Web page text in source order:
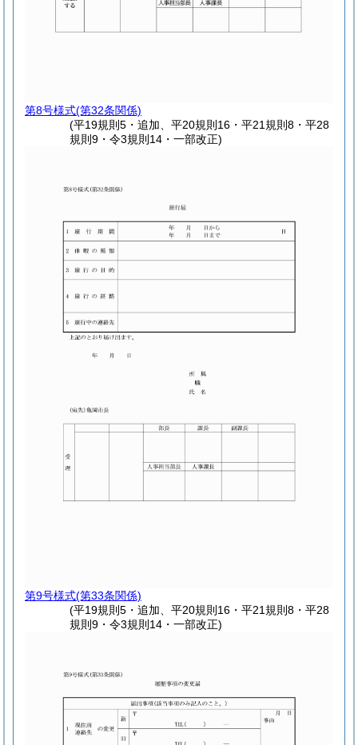
第8号様式(第32条関係)
(平19規則5・追加、平20規則16・平21規則8・平28
規則9・令3規則14・一部改正)
第9号様式(第33条関係)
(平19規則5・追加、平20規則16・平21規則8・平28
規則9・令3規則14・一部改正)